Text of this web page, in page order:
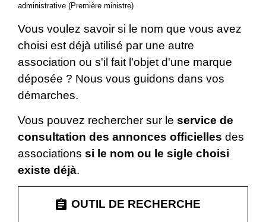
administrative (Première ministre)
Vous voulez savoir si le nom que vous avez
choisi est déjà utilisé par une autre
association ou s'il fait l'objet d'une marque
déposée ? Nous vous guidons dans vos
démarches.
Vous pouvez rechercher sur le service de
consultation des annonces officielles des
associations si le nom ou le sigle choisi
existe déjà.
assignment OUTIL DE RECHERCHE